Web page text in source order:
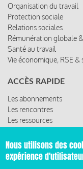
Organisation du travail
Protection sociale
Relations sociales
Rémunération globale
Santé au travail
Vie économique, RSE &
ACCÈS RAPIDE
Les abonnements
Les rencontres
Les ressources
© 2019
Nous utilisons des
expérience